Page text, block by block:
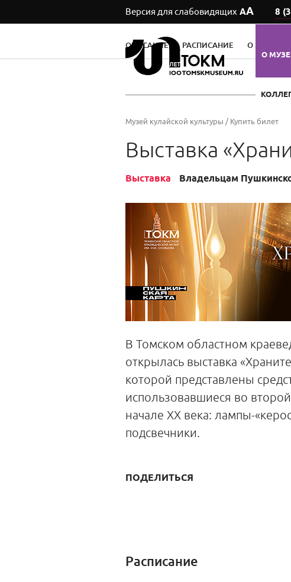
Версия для слабовидящих АА 8
О
Музей кулайской культуры / Купить билет
Выставка
Выставка Владельцам
В Томском областном
открылась выставка
которой представлены
использовавшиеся во
начале XX века: лампы-
подсвечники.
ПОДЕЛИТЬСЯ
ОПИСАНИЕ РАСПИСАНИЕ О
Расписание